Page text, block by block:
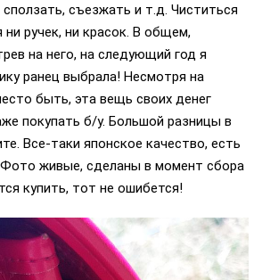
съезжать и т.д. Чиститься
ручек, ни красок. В общем,
на него, на следующий год я
ранец выбрала! Несмотря на
быть, эта вещь своих денег
покупать б/у. Большой разницы в
Все-таки японское качество, есть
Фото живые, сделаны в момент сбора
купить, тот не ошибется!